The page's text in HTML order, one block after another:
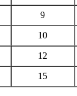
9
10
12
15